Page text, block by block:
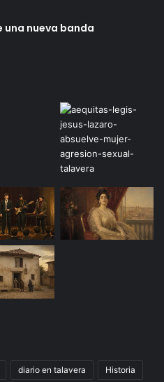
una nueva banda
diario en talavera Historia